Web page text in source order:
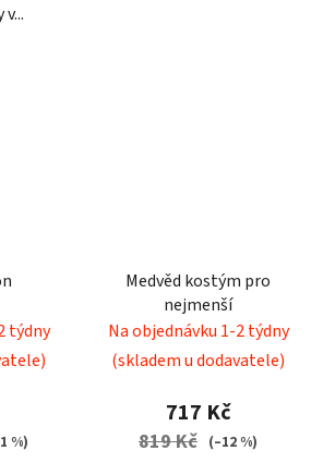
týdny
%)
Medvěd kostým pro
nejmenší
Na objednávku 1-2 týdny
(skladem u dodavatele)
717 Kč
819 Kč (–12 %)